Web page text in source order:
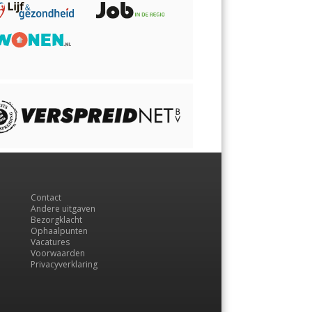
Contact
Andere uitgaven
Bezorgklacht
Ophaalpunten
Vacatures
Voorwaarden
Privacyverklaring